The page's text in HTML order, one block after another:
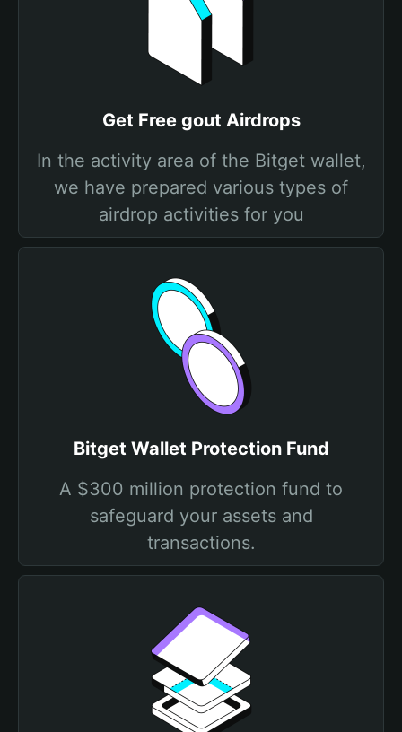
Get Free gout Airdrops
In the activity area of the Bitget wallet,
we have prepared various types of
airdrop activities for you
Bitget Wallet Protection Fund
A $300 million protection fund to
safeguard your assets and
transactions.